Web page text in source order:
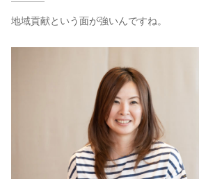
地域貢献という面が強いんですね。